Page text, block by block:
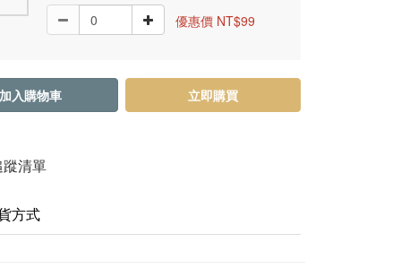
優惠價 NT$99
加入購物車 立即購買
清單
方式